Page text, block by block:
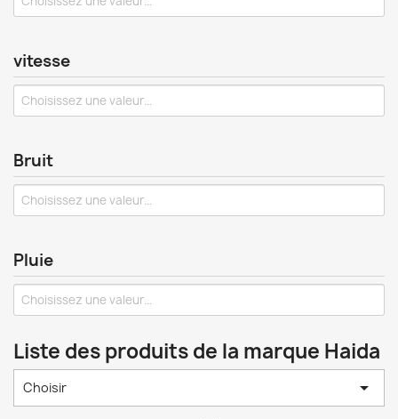
vitesse
Bruit
Pluie
Liste des produits de la marque Haida
Choisir 